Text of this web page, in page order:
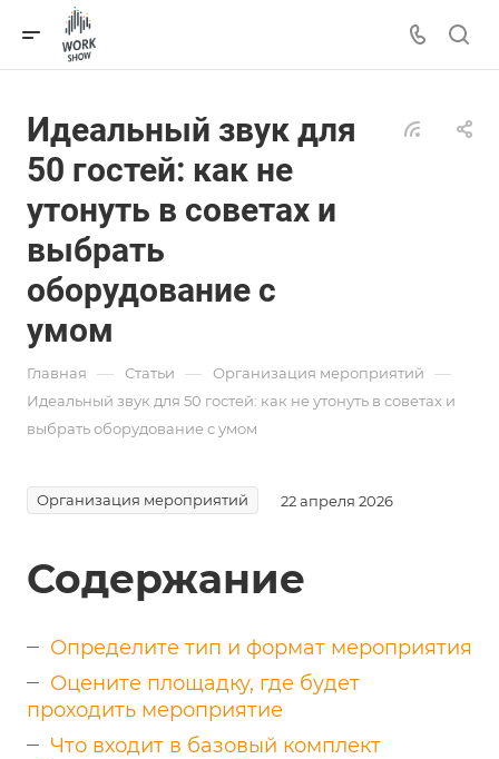
Идеальный звук для
50 гостей: как не
утонуть в советах и
выбрать
оборудование с
умом
Главная — Статьи — Организация мероприятий —
Идеальный звук для 50 гостей: как не утонуть в советах и
выбрать оборудование с умом
Организация мероприятий 22 апреля 2026
Содержание
Определите тип и формат мероприятия
Оцените площадку, где будет
проходить мероприятие
Что входит в базовый комплект